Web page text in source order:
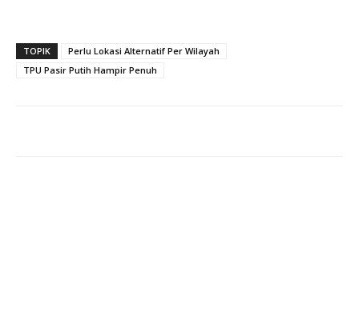
TOPIK
Perlu Lokasi Alternatif Per Wilayah
TPU Pasir Putih Hampir Penuh